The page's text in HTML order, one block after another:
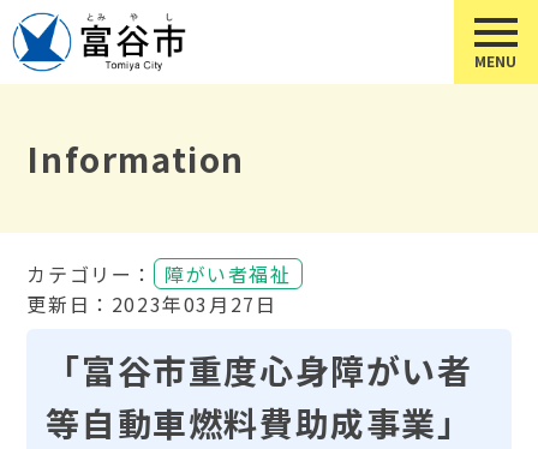
Information
カテゴリー：
障がい者福祉
更新日：2023年03月27日
「富谷市重度心身障がい者
等自動車燃料費助成事業」